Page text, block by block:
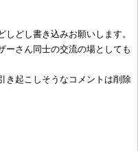
どし書き込みお願いします。
ーさん同士の交流の場としても
き起こしそうなコメントは削除